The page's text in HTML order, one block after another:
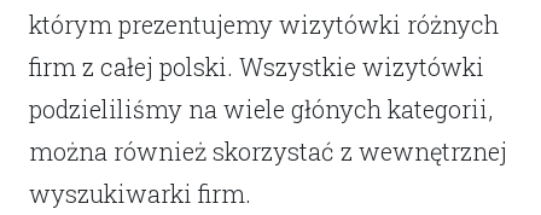
którym prezentujemy wizytówki różnych
firm z całej polski. Wszystkie wizytówki
podzieliliśmy na wiele głónych kategorii,
można również skorzystać z wewnętrznej
wyszukiwarki firm.